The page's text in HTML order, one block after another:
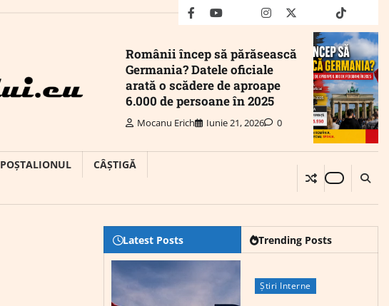
facebookyoutubeMailinstagram
twitter truthtiktok
Românii încep să părăsească
Germania? Datele oficiale
arată o scădere de aproape
6.000 de persoane în 2025
Mocanu Erich Iunie 21, 2026 0
POȘTALIONUL
CÂȘTIGĂ
Latest Posts Trending Posts
Știri Interne